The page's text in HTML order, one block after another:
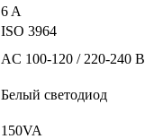
6 A
ISO 3964
AC 100-120 / 220-240 В
Белый светодиод
150VA